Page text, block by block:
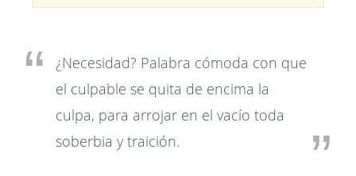
¿Necesidad? Palabra cómoda con que
el culpable se quita de encima la
culpa, para arrojar en el vacío toda
soberbia y traición.